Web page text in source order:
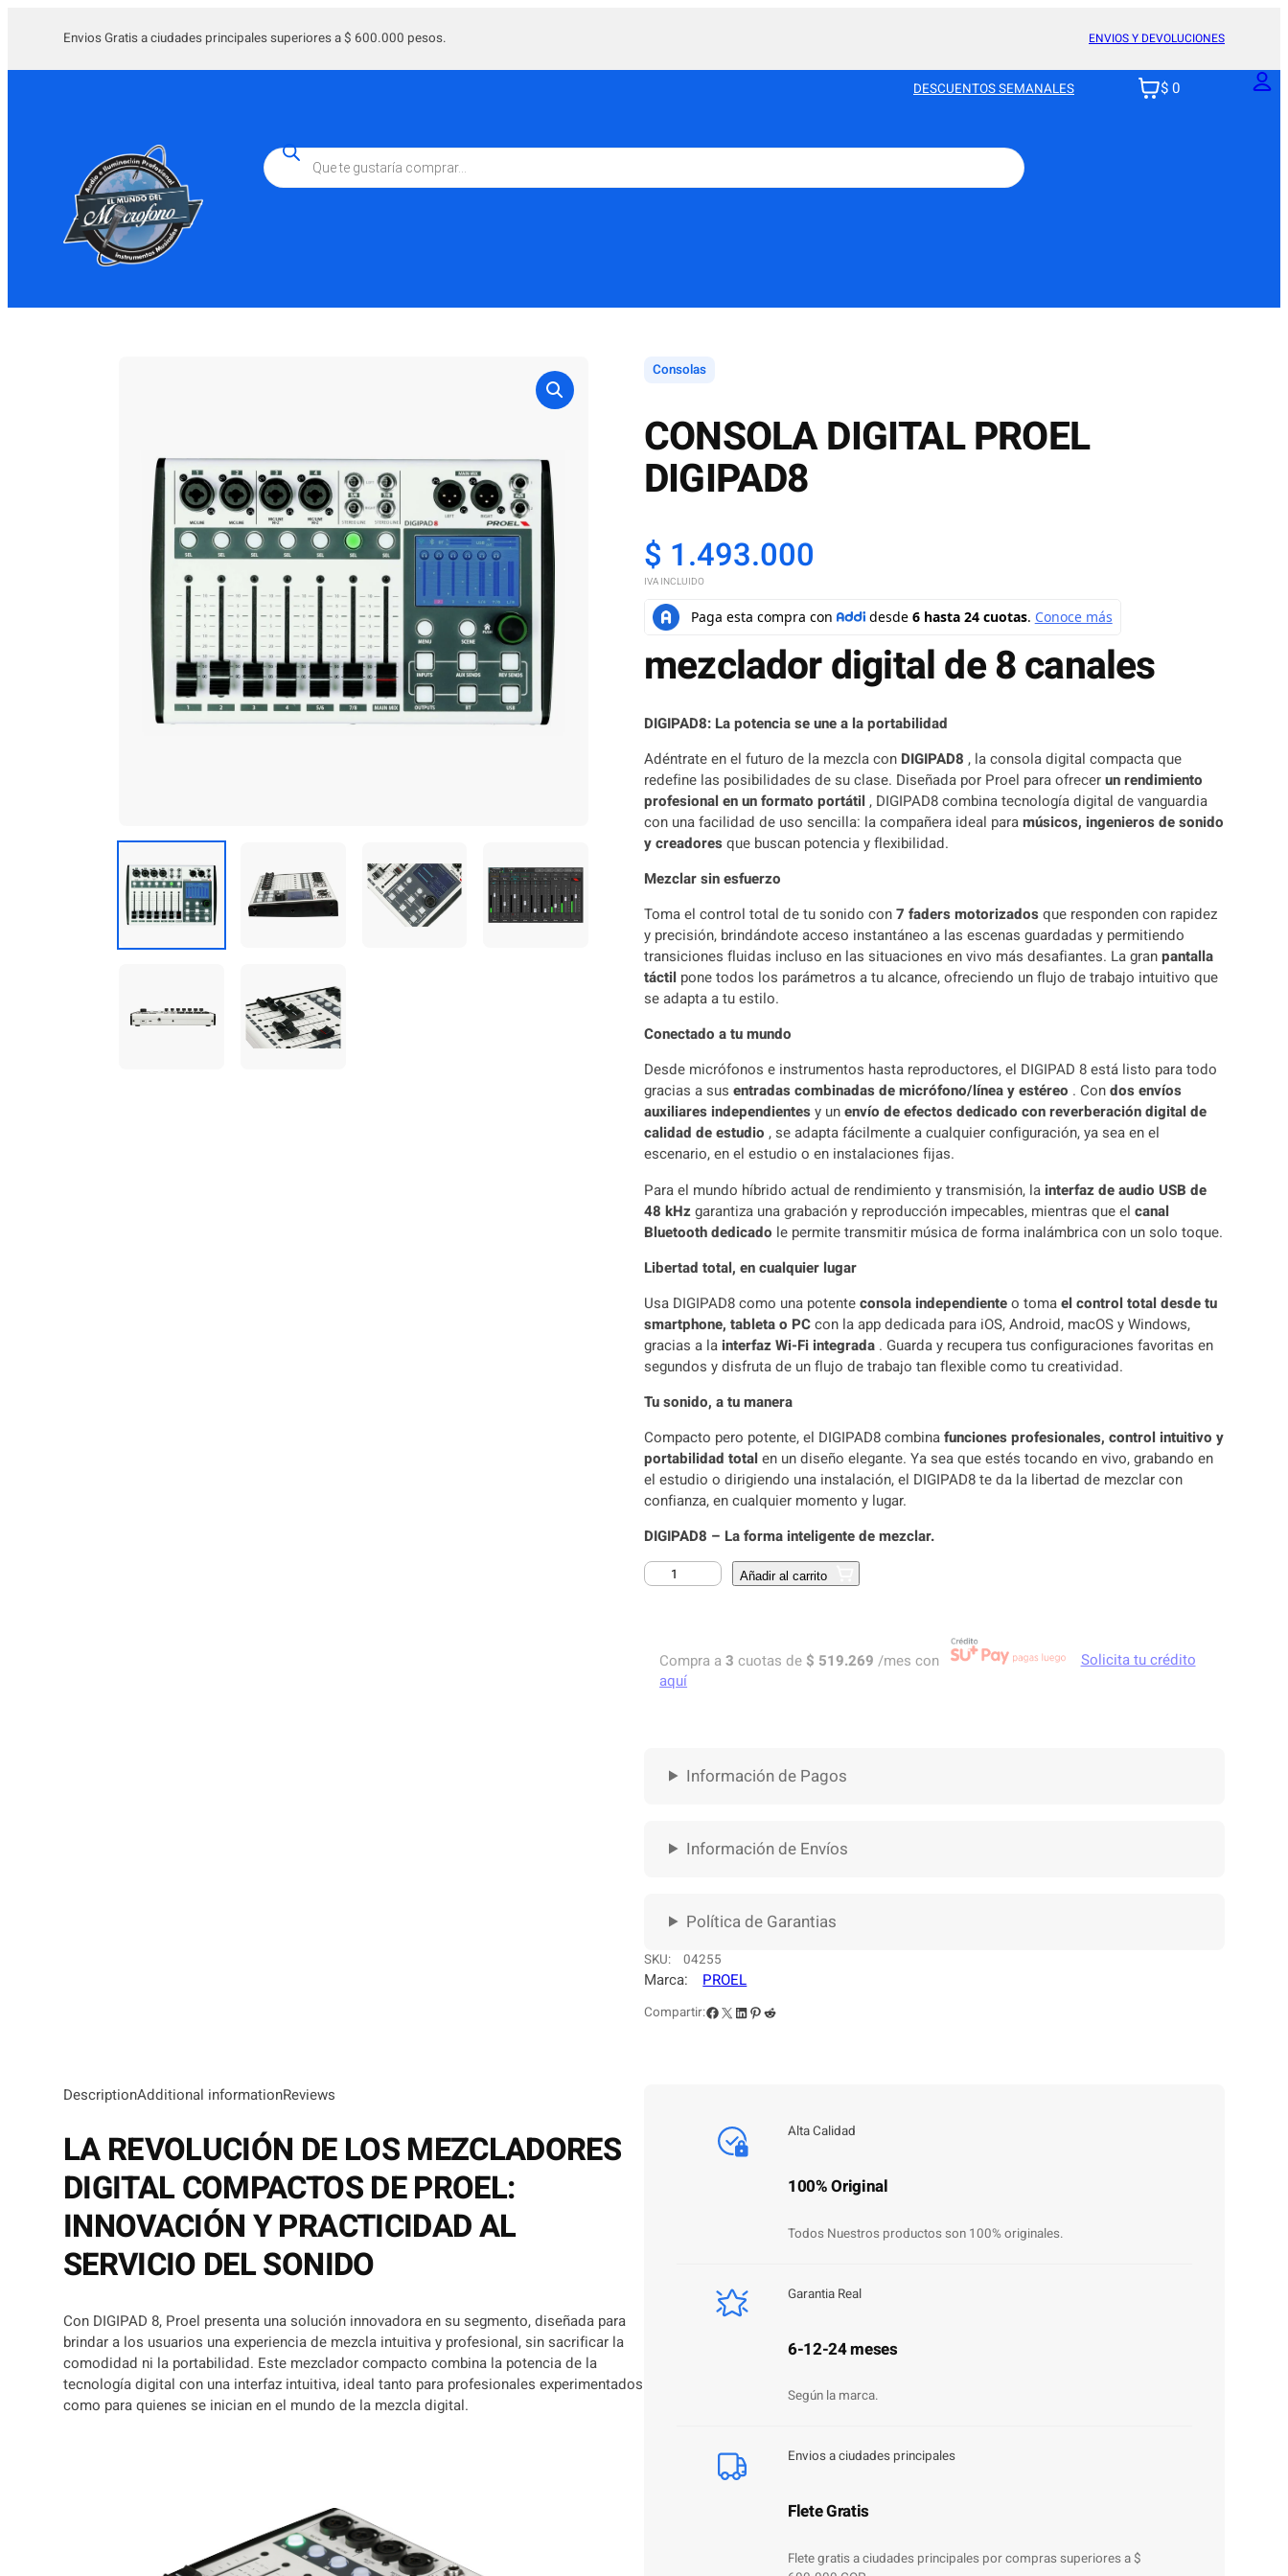
Envios Gratis a ciudades principales superiores a $ 600.000 pesos. ENVIOS Y DEVOLUCIONES
DESCUENTOS SEMANALES $ 0
Búsqueda
de
productos
Consolas
CONSOLA DIGITAL PROEL
DIGIPAD8
$ 1.493.000
IVA INCLUIDO
mezclador digital de 8 canales
DIGIPAD8: La potencia se une a la portabilidad
Adéntrate en el futuro de la mezcla con DIGIPAD8 , la consola digital compacta que
redefine las posibilidades de su clase. Diseñada por Proel para ofrecerun rendimiento
profesional en un formato portátil, DIGIPAD8 combina tecnología digital de vanguardia
con una facilidad de uso sencilla: la compañera ideal paramúsicos, ingenieros de sonido
y creadoresque buscan potencia y flexibilidad.
Mezclar sin esfuerzo
Toma el control total de tu sonido con7 faders motorizadosque responden con rapidez
y precisión, brindándote acceso instantáneo a las escenas guardadas y permitiendo
transiciones fluidas incluso en las situaciones en vivo más desafiantes. La granpantalla
táctil pone todos los parámetros a tu alcance, ofreciendo un flujo de trabajo intuitivo que
se adapta a tu estilo.
Conectado a tu mundo
Desde micrófonos e instrumentos hasta reproductores, el DIGIPAD 8 está listo para todo
gracias a sus entradas combinadas de micrófono/línea y estéreo . Condos envíos
auxiliares independientesy unenvío de efectos dedicado con reverberación digital de
calidad de estudio , se adapta fácilmente a cualquier configuración, ya sea en el
escenario, en el estudio o en instalaciones fijas.
Para el mundo híbrido actual de rendimiento y transmisión, la interfaz de audio USB de
48 kHzgarantiza una grabación y reproducción impecables, mientras que el canal
Bluetooth dedicado le permite transmitir música de forma inalámbrica con un solo toque.
Libertad total, en cualquier lugar
Usa DIGIPAD8 como una potenteconsola independienteo tomael control total desde tu
smartphone, tableta o PCcon la app dedicada para iOS, Android, macOS y Windows,
gracias a la interfaz Wi-Fi integrada . Guarda y recupera tus configuraciones favoritas en
segundos y disfruta de un flujo de trabajo tan flexible como tu creatividad.
Tu sonido, a tu manera
Compacto pero potente, el DIGIPAD8 combinafunciones profesionales, control intuitivo y
portabilidad totalen un diseño elegante. Ya sea que estés tocando en vivo, grabando en
el estudio o dirigiendo una instalación, el DIGIPAD8 te da la libertad de mezclar con
confianza, en cualquier momento y lugar.
DIGIPAD8 – La forma inteligente de mezclar.
C
O
L
D
G
Añadir al carrito
Compra a3 cuotas de $ 519.269 /mes con
Solicita tu crédito
aquí
Información de Pagos
Información de Envíos
Política de Garantias
SKU: 04255
Marca: PROEL
Compartir:Facebook X LinkedIn Pinterest Reddit
DescriptionAdditional informationReviews
LA REVOLUCIÓN DE LOS MEZCLADORES
DIGITAL COMPACTOS DE PROEL:
INNOVACIÓN Y PRACTICIDAD AL
SERVICIO DEL SONIDO
Con DIGIPAD 8, Proel presenta una solución innovadora en su segmento, diseñada para
brindar a los usuarios una experiencia de mezcla intuitiva y profesional, sin sacrificar la
comodidad ni la portabilidad. Este mezclador compacto combina la potencia de la
tecnología digital con una interfaz intuitiva, ideal tanto para profesionales experimentados
como para quienes se inician en el mundo de la mezcla digital.
Alta Calidad
100% Original
Todos Nuestros productos son 100% originales.
Garantia Real
6-12-24 meses
Según la marca.
Envios a ciudades principales
Flete Gratis
Flete gratis a ciudades principales por compras superiores a $